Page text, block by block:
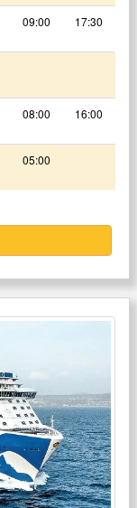
09:00 17:30
08:00 16:00
05:00